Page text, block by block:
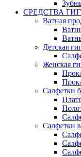
СРЕДСТВА
Ватная
Детская
Женская
Салфетки
Салфетки